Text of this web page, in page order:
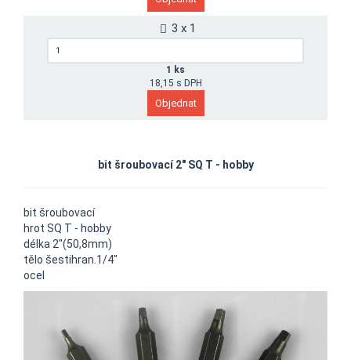
3 x 1
1 ks
18,15 s DPH
bit šroubovací 2" SQ T - hobby
bit šroubovací
hrot SQ T - hobby
délka 2"(50,8mm)
tělo šestihran.1/4"
ocel